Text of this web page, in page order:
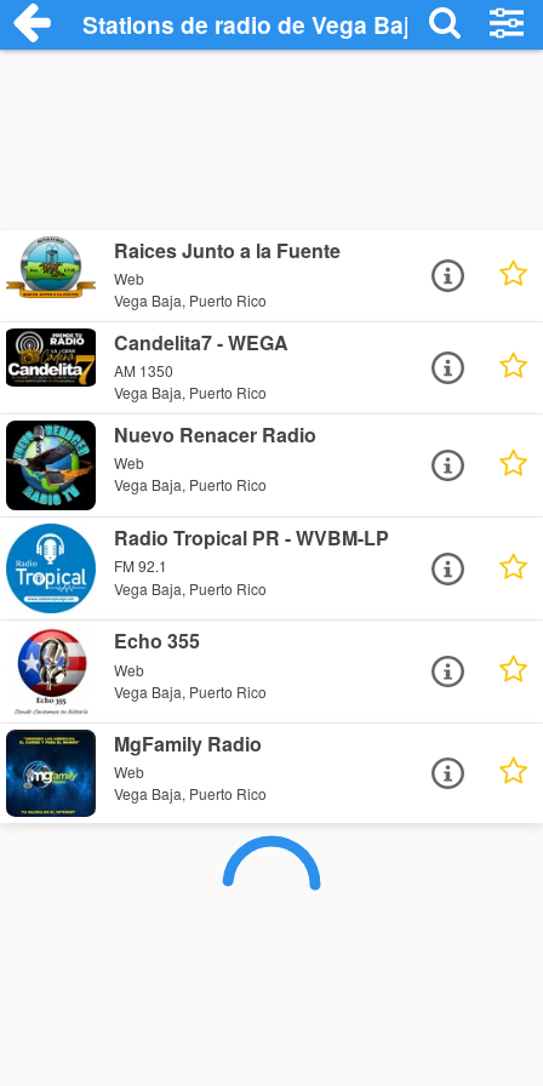
Stations de radio de Vega Baja
Raices Junto a la Fuente
Web
Vega Baja, Puerto Rico
Candelita7 - WEGA
AM 1350
Vega Baja, Puerto Rico
Nuevo Renacer Radio
Web
Vega Baja, Puerto Rico
Radio Tropical PR - WVBM-LP
FM 92.1
Vega Baja, Puerto Rico
Echo 355
Web
Vega Baja, Puerto Rico
MgFamily Radio
Web
Vega Baja, Puerto Rico